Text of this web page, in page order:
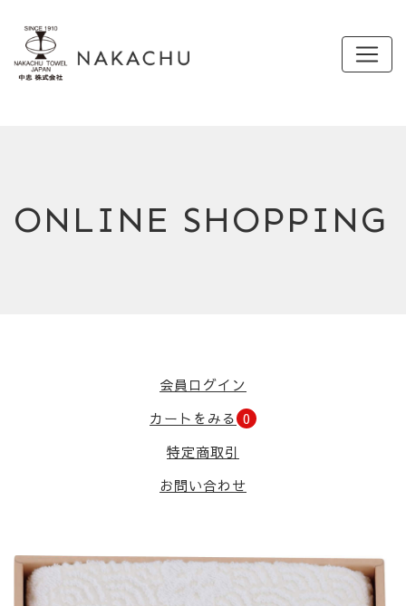
ONLINE SHOPPING
会員ログイン
カートをみる 0
特定商取引
お問い合わせ